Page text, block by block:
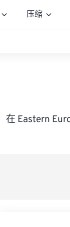
压缩
在 Eastern